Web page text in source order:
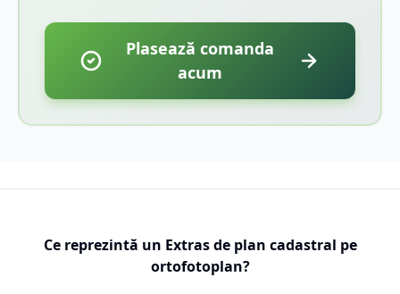
Plasează comanda
acum
Ce reprezintă un Extras de plan cadastral pe
ortofotoplan?